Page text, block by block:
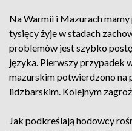
Na Warmii i Mazurach
tysięcy żyje w stadach
problemów jest szybko
języka. Pierwszy przypadek
mazurskim potwierdzono na
lidzbarskim. Kolejnym
Jak podkreślają hodowcy